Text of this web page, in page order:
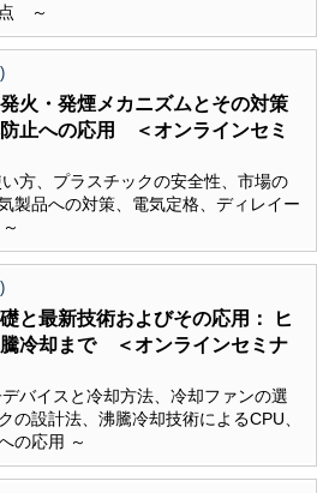
点 ～
火・発煙メカニズムとその対策
止への応用 ＜オンラインセミ
方、プラスチックの安全性、市場の
製品への対策、電気定格、ディレイー
と最新技術およびその応用： ヒ
冷却まで ＜オンラインセミナ
バイスと冷却方法、冷却ファンの選
の設計法、沸騰冷却技術によるCPU、
の応用 ～